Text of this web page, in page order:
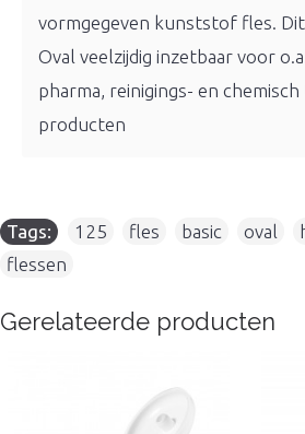
vormgegeven kunststof fles. Dit
Oval veelzijdig inzetbaar voor
pharma, reinigings- en
producten
Tags: 125 fles basic oval
flessen
Gerelateerde producten